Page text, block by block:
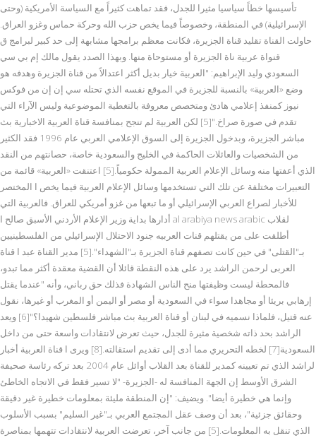
تأسيسها خطاً سياسيا مثيرا للجدل، فقد تماهت كثيراً مع السياسة الأمريكية (وحتى
الإسرائيلية) في المنطقة، وخصوصاً فيما يخص حزب الله وحركة حماس وغزو العراق.
حاولت القناة تقليد قناة الجزيرة، فكانت معظم برامجها مشابهة إلى حد كبير لبرامج ق
قنواة عربية ناة الجزيرة أو مستوحاة منها. وبهذا الصدد يقول مالك إم بي سي
السعودي وليد الإبراهيم: "العربية خيار بديل أكثر اعتدالاً من قناة الجزيرة وهدفه هو
وضع «العربية» بالنسبة للجزيرة في الموقع نفسه الذي تحتله سي إن إن من فوكس
نيوز كمنفذ إعلامي هادئ ومتخصص معروفة بالتغطية الموضوعية وليس الآراء التي
تقدم في صورة صراخ."[5] لكن العربية لم تنجح بمنافسة قناة العربية الاخبارية بث
مباشر الجزيرة، وبدخول الجزيرة إلى السوق الإعلامي العربي عام 1996 فقد الكثير
من الشخصيات والعائلات الحاكمة في الخليج والسعودية خاصة، حصانتهم من النقد
الذي أعفتها منه وسائل الإعلام العربية الممولة حكومياً.[5] اعتنقت «العربية» قائمة من
التعبيرات مختلفة عن تلك التي تستخدمها وسائل الإعلام العربية فيما يخص ا المختصر
للأخبار لصراع العربي الإسرائيلي أو ما تبعها من غزو أمريكي للعراق. فالعربية التي
أدارها بداية وزير الإعلام الأردني الأسبق صالح ا al arabiya news arabic لقلاب
أطلقت على من يقتلهم قنات العربيه جنود الاحتلال الإسرائيلي من الفلسطينيين
بـ"القتلى" في حين كانت تصفهم قناة الجزيرة بـ"الشهداء".[5] مدير القناة عبد ا قناة
العربى لرحمن الراشد يرد على هذه النقطة قائلا أن القضية معقدة أكثر مما تبدو،
فالمحطة ليست وظيفتها منح الناس الشهادة فذلك حق رباني، وأنه "عندما يقتل
إرهابي بريئا أو مجاهدا سواء في السعودية أو مصر أو اليمن أو المغرب أو غيرها، نقول
عنه قتيل، فلماذا نسميه في لبنان أو قناة العربية بث مباشر فلسطين شهيدا؟"[6] ويعد
الراشد بحد ذاته شخصية مثيرة للجدل، حيث تعرض لانتقادات واسعة حتى من داخل
السعودية[7] لخطه التحريري مما أدى إلى تقديم استقالته.[8] ويرى ا قناة العربية أخبار
لراشد الذي تم تعيينه كمدير للقناة بعد القلاب أوائل عام 2004 بعد تركه رئاسة صحيفة
الشرق الأوسط إن الجهة المنافسة له -الجزيرة- "لا تسير فقط في الاتجاه الخاطئ
وإنما هي خطيرة أيضا". ويضيف: "إن المنطقة مليئة بمعلومات خطيرة غير دقيقة
وحقائق جزئية"، بعد أن وصف عقل المجتمع العربي بـ"غير السليم" بسبب الأسلوب
الذي تنقل به المعلومات.[5] من جانب آخر، تعرضت العربية لانتقادات تتهمها بمناصرة